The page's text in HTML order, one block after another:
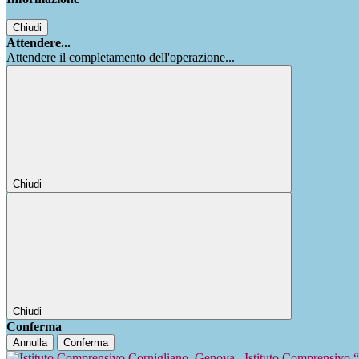
Chiudi
Attendere...
Attendere il completamento dell'operazione...
Chiudi
Chiudi
Conferma
Annulla Conferma